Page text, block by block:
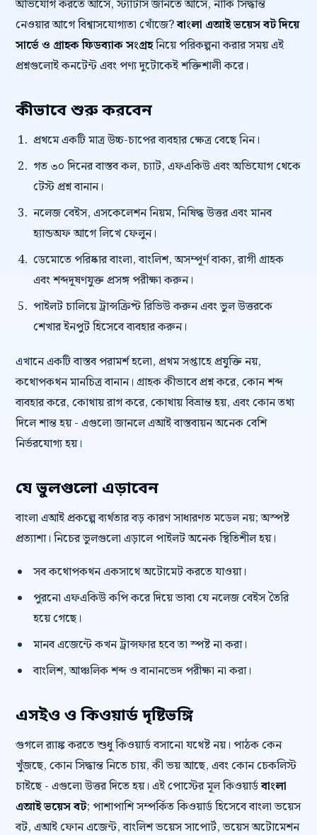
অভিযোগ করতে আসে, স্ট্যাটাস জানতে আসে, নাকি সিদ্ধান্ত
নেওয়ার আগে বিশ্বাসযোগ্যতা খোঁজে?বাংলা এআই ভয়েস বট দিয়ে
সার্ভে ও গ্রাহক ফিডব্যাক সংগ্রহনিয়ে পরিকল্পনা করার সময় এই
প্রশ্নগুলোই কনটেন্ট এবং পণ্য দুটোকেই শক্তিশালী করে।
কীভাবে শুরু করবেন
প্রথমে একটি মাত্র উচ্চ-চাপের ব্যবহার ক্ষেত্র বেছে নিন।
গত ৩০ দিনের বাস্তব কল, চ্যাট, এফএকিউ এবং অভিযোগ থেকে
টেস্ট প্রশ্ন বানান।
নলেজ বেইস, এসকেলেশন নিয়ম, নিষিদ্ধ উত্তর এবং মানব
হ্যান্ডঅফ আগে লিখে ফেলুন।
ডেমোতে পরিষ্কার বাংলা, বাংলিশ, অসম্পূর্ণ বাক্য, রাগী গ্রাহক
এবং শব্দদূষণযুক্ত প্রসঙ্গ পরীক্ষা করুন।
পাইলট চালিয়ে ট্রান্সক্রিপ্ট রিভিউ করুন এবং ভুল উত্তরকে
শেখার ইনপুট হিসেবে ব্যবহার করুন।
এখানে একটি বাস্তব পরামর্শ হলো, প্রথম সপ্তাহে প্রযুক্তি নয়,
কথোপকথন মানচিত্র বানান। গ্রাহক কীভাবে প্রশ্ন করে, কোন শব্দ
ব্যবহার করে, কোথায় রাগ করে, কোথায় বিভ্রান্ত হয়, এবং কোন তথ্য
দিলে শান্ত হয় - এগুলো জানলে এআই বাস্তবায়ন অনেক বেশি
নির্ভরযোগ্য হয়।
যে ভুলগুলো এড়াবেন
বাংলা এআই প্রকল্পে ব্যর্থতার বড় কারণ সাধারণত মডেল নয়; অস্পষ্ট
প্রত্যাশা। নিচের ভুলগুলো এড়ালে পাইলট অনেক স্থিতিশীল হয়।
সব কথোপকথন একসাথে অটোমেট করতে যাওয়া।
পুরনো এফএকিউ কপি করে দিয়ে ভাবা যে নলেজ বেইস তৈরি
হয়ে গেছে।
মানব এজেন্টে কখন ট্রান্সফার হবে তা স্পষ্ট না করা।
বাংলিশ, আঞ্চলিক শব্দ ও বানানভেদ পরীক্ষা না করা।
এসইও ও কিওয়ার্ড দৃষ্টিভঙ্গি
গুগলে র‍্যাঙ্ক করতে শুধু কিওয়ার্ড বসানো যথেষ্ট নয়। পাঠক কেন
খুঁজছে, কোন সিদ্ধান্ত নিতে চায়, কী ভয় আছে, এবং কোন চেকলিস্ট
চাইছে - এগুলো উত্তর দিতে হয়। এই পোস্টের মূল কিওয়ার্ডবাংলা
এআই ভয়েস বট; পাশাপাশি সম্পর্কিত কিওয়ার্ড হিসেবে বাংলা ভয়েস
বট, এআই ফোন এজেন্ট, বাংলিশ ভয়েস সাপোর্ট, ভয়েস অটোমেশন